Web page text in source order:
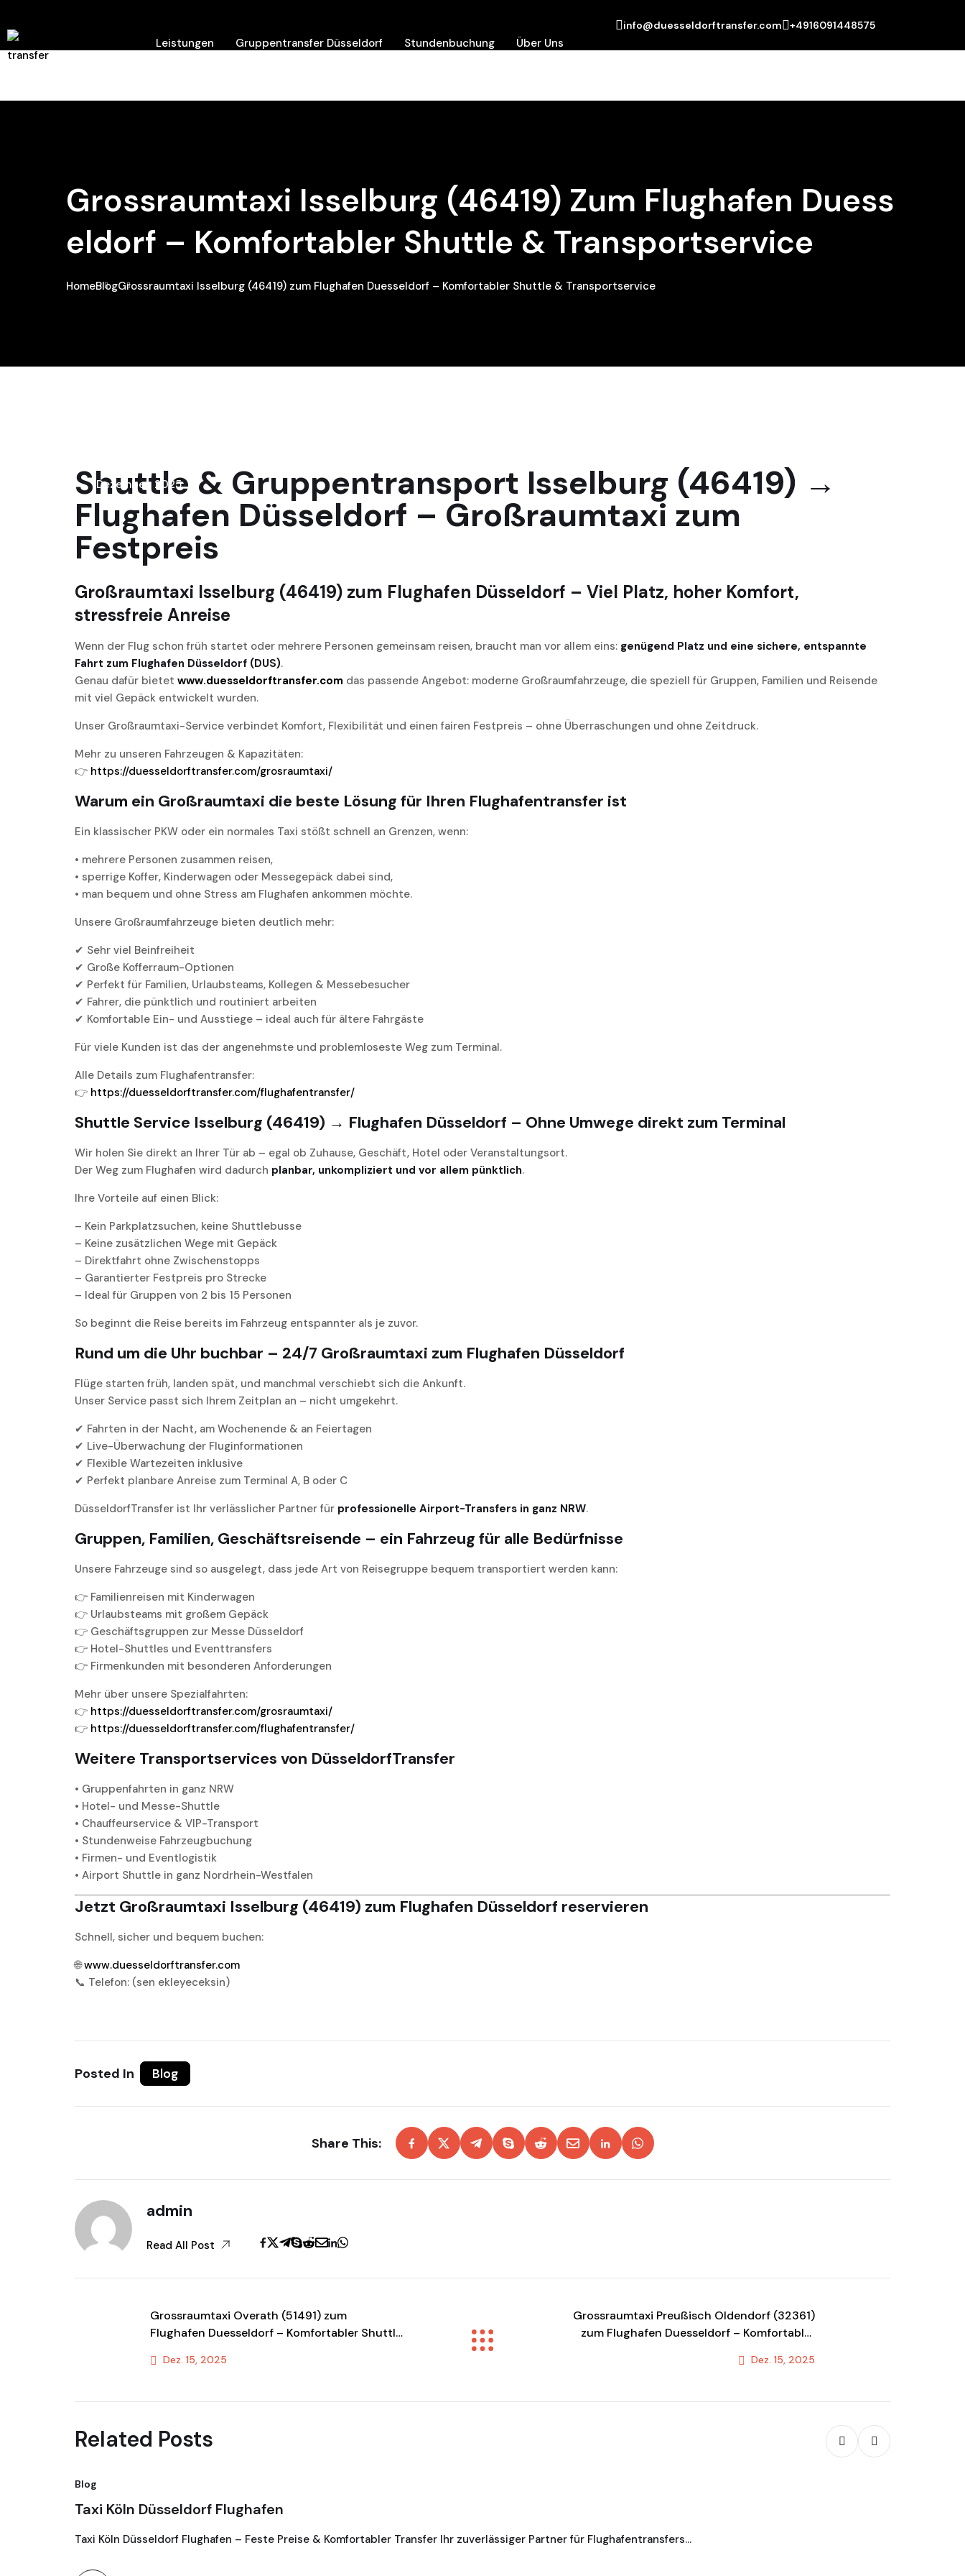
Leistungen Gruppentransfer Düsseldorf Stundenbuchung Über Uns
info@duesseldorftransfer.com +4916091448575
Grossraumtaxi Isselburg (46419) Zum Flughafen Duess
Eldorf – Komfortabler Shuttle & Transportservice
HomeBlogGrossraumtaxi Isselburg (46419) zum Flughafen Duesseldorf – Komfortabler Shuttle & Transportservice
15
Dezember, 2025
Shuttle & Gruppentransport Isselburg (46419) →
Flughafen Düsseldorf – Großraumtaxi zum
Festpreis
Großraumtaxi Isselburg (46419) zum Flughafen Düsseldorf – Viel Platz, hoher Komfort,
stressfreie Anreise
Wenn der Flug schon früh startet oder mehrere Personen gemeinsam reisen, braucht man vor allem eins: genügend Platz und eine sichere, entspannte
Fahrt zum Flughafen Düsseldorf (DUS).
Genau dafür bietet www.duesseldorftransfer.com das passende Angebot: moderne Großraumfahrzeuge, die speziell für Gruppen, Familien und Reisende
mit viel Gepäck entwickelt wurden.
Unser Großraumtaxi-Service verbindet Komfort, Flexibilität und einen fairen Festpreis – ohne Überraschungen und ohne Zeitdruck.
Mehr zu unseren Fahrzeugen & Kapazitäten:
👉 https://duesseldorftransfer.com/grosraumtaxi/
Warum ein Großraumtaxi die beste Lösung für Ihren Flughafentransfer ist
Ein klassischer PKW oder ein normales Taxi stößt schnell an Grenzen, wenn:
• mehrere Personen zusammen reisen,
• sperrige Koffer, Kinderwagen oder Messegepäck dabei sind,
• man bequem und ohne Stress am Flughafen ankommen möchte.
Unsere Großraumfahrzeuge bieten deutlich mehr:
✔ Sehr viel Beinfreiheit
✔ Große Kofferraum-Optionen
✔ Perfekt für Familien, Urlaubsteams, Kollegen & Messebesucher
✔ Fahrer, die pünktlich und routiniert arbeiten
✔ Komfortable Ein- und Ausstiege – ideal auch für ältere Fahrgäste
Für viele Kunden ist das der angenehmste und problemloseste Weg zum Terminal.
Alle Details zum Flughafentransfer:
👉 https://duesseldorftransfer.com/flughafentransfer/
Shuttle Service Isselburg (46419) → Flughafen Düsseldorf – Ohne Umwege direkt zum Terminal
Wir holen Sie direkt an Ihrer Tür ab – egal ob Zuhause, Geschäft, Hotel oder Veranstaltungsort.
Der Weg zum Flughafen wird dadurch planbar, unkompliziert und vor allem pünktlich.
Ihre Vorteile auf einen Blick:
– Kein Parkplatzsuchen, keine Shuttlebusse
– Keine zusätzlichen Wege mit Gepäck
– Direktfahrt ohne Zwischenstopps
– Garantierter Festpreis pro Strecke
– Ideal für Gruppen von 2 bis 15 Personen
So beginnt die Reise bereits im Fahrzeug entspannter als je zuvor.
Rund um die Uhr buchbar – 24/7 Großraumtaxi zum Flughafen Düsseldorf
Flüge starten früh, landen spät, und manchmal verschiebt sich die Ankunft.
Unser Service passt sich Ihrem Zeitplan an – nicht umgekehrt.
✔ Fahrten in der Nacht, am Wochenende & an Feiertagen
✔ Live-Überwachung der Fluginformationen
✔ Flexible Wartezeiten inklusive
✔ Perfekt planbare Anreise zum Terminal A, B oder C
DüsseldorfTransfer ist Ihr verlässlicher Partner für professionelle Airport-Transfers in ganz NRW.
Gruppen, Familien, Geschäftsreisende – ein Fahrzeug für alle Bedürfnisse
Unsere Fahrzeuge sind so ausgelegt, dass jede Art von Reisegruppe bequem transportiert werden kann:
👉 Familienreisen mit Kinderwagen
👉 Urlaubsteams mit großem Gepäck
👉 Geschäftsgruppen zur Messe Düsseldorf
👉 Hotel-Shuttles und Eventtransfers
👉 Firmenkunden mit besonderen Anforderungen
Mehr über unsere Spezialfahrten:
👉 https://duesseldorftransfer.com/grosraumtaxi/
👉 https://duesseldorftransfer.com/flughafentransfer/
Weitere Transportservices von DüsseldorfTransfer
• Gruppenfahrten in ganz NRW
• Hotel- und Messe-Shuttle
• Chauffeurservice & VIP-Transport
• Stundenweise Fahrzeugbuchung
• Firmen- und Eventlogistik
• Airport Shuttle in ganz Nordrhein-Westfalen
Jetzt Großraumtaxi Isselburg (46419) zum Flughafen Düsseldorf reservieren
Schnell, sicher und bequem buchen:
🌐www.duesseldorftransfer.com
📞 Telefon: (sen ekleyeceksin)
Posted In Blog
Share This:
admin
Read All Post
Grossraumtaxi Overath (51491) zum
Flughafen Duesseldorf – Komfortabler Shuttle
Dez. 15, 2025
Grossraumtaxi Preußisch Oldendorf (32361)
zum Flughafen Duesseldorf – Komfortabler
Dez. 15, 2025
Related Posts
Blog
Taxi Köln Düsseldorf Flughafen
Taxi Köln Düsseldorf Flughafen – Feste Preise & Komfortabler Transfer Ihr zuverlässiger Partner für Flughafentransfers…